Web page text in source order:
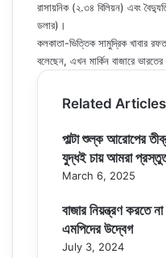
রাসায়নিক (২.৩৪ বিলিয়ন) এবং
ডলার)।
কলকাতা-ভিত্তিক সামুদ্রিক খাবার
বলেছেন, এখন মার্কিন বাজারে
Related Articles
পাল্টা শুল্ক আরোপের
যুদ্ধই চায় আমরা
March 6, 2025
বাজার নিয়ন্ত্রণ করতে
এমপিদের উদ্বেগ
July 3, 2024